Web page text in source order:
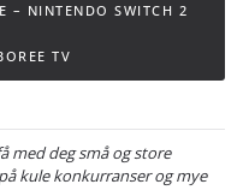
– NINTENDO SWITCH 2
TV
med deg små og store
kule konkurranser og mye